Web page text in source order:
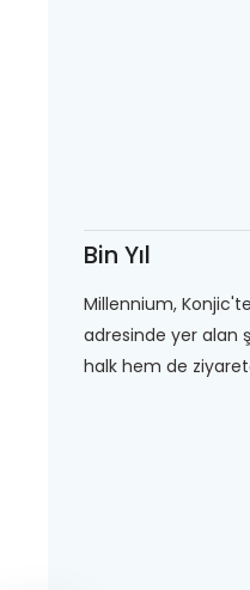
Bin Yıl
Millennium,
adresinde yer alan
halk hem de